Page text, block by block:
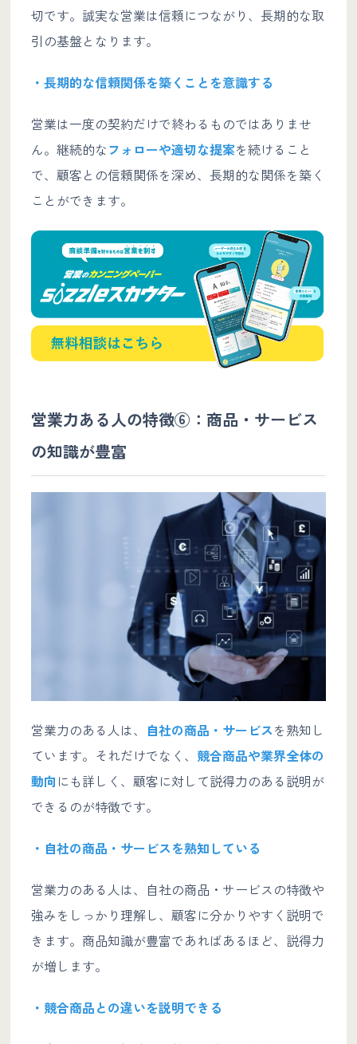
切です。誠実な営業は信頼につながり、長期的な取
引の基盤となります。
・長期的な信頼関係を築くことを意識する
営業は一度の契約だけで終わるものではありませ
ん。継続的なフォローや適切な提案を続けること
で、顧客との信頼関係を深め、長期的な関係を築く
ことができます。
営業力ある人の特徴⑥：商品・サービス
の知識が豊富
営業力のある人は、 自社の商品・サービスを熟知し
ています。それだけでなく、 競合商品や業界全体の
動向 にも詳しく、顧客に対して説得力のある説明が
できるのが特徴です。
・自社の商品・サービスを熟知している
営業力のある人は、自社の商品・サービスの特徴や
強みをしっかり理解し、顧客に分かりやすく説明で
きます。商品知識が豊富であればあるほど、説得力
が増します。
・競合商品との違いを説明できる